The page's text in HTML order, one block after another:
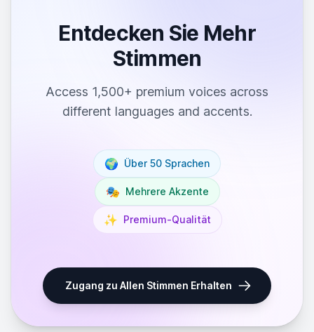
Entdecken Sie Mehr
Stimmen
Access 1,500+ premium voices across
different languages and accents.
🌍 Über 50 Sprachen
🎭 Mehrere Akzente
✨ Premium-Qualität
Zugang zu Allen Stimmen Erhalten